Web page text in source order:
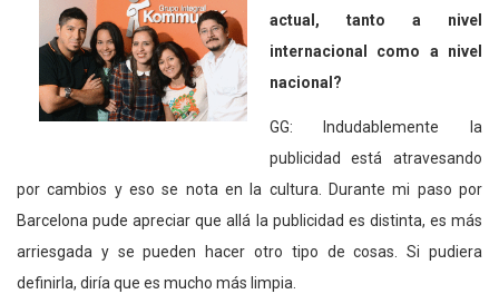
actual, tanto a nivel
internacional como a nivel
nacional?
GG: Indudablemente la
publicidad está atravesando
por cambios y eso se nota en la cultura. Durante mi paso por
Barcelona pude apreciar que allá la publicidad es distinta, es más
arriesgada y se pueden hacer otro tipo de cosas. Si pudiera
definirla, diría que es mucho más limpia.